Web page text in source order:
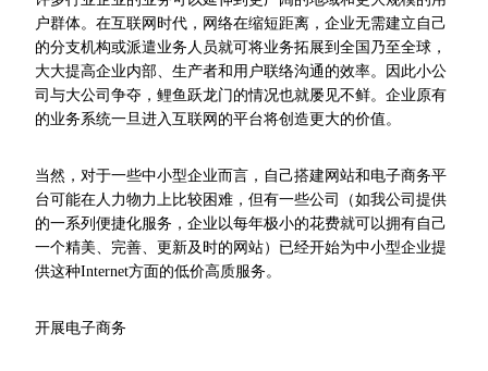
户群体。在互联网时代，网络在缩短距离，企业无需建立自己
的分支机构或派遣业务人员就可将业务拓展到全国乃至全球，
大大提高企业内部、生产者和用户联络沟通的效率。因此小公
司与大公司争夺，鲤鱼跃龙门的情况也就屡见不鲜。企业原有
的业务系统一旦进入互联网的平台将创造更大的价值。
当然，对于一些中小型企业而言，自己搭建网站和电子商务平
台可能在人力物力上比较困难，但有一些公司（如我公司提供
的一系列便捷化服务，企业以每年极小的花费就可以拥有自己
一个精美、完善、更新及时的网站）已经开始为中小型企业提
供这种Internet方面的低价高质服务。
开展电子商务